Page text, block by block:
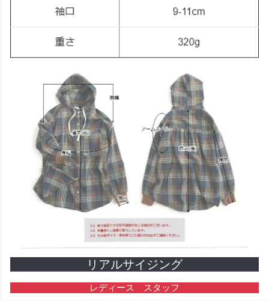
リアルサイジング
レディース スタッフ